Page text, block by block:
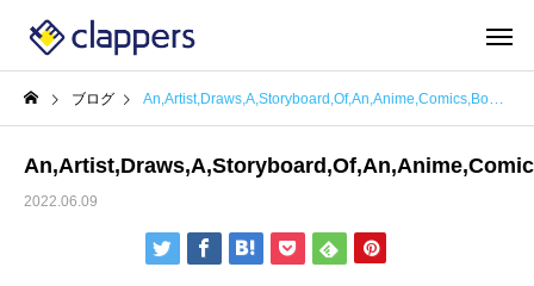
ブログ An,Artist,Draws,A,Storyboard,Of,An,Anime,Comics,Book.
2022.06.09